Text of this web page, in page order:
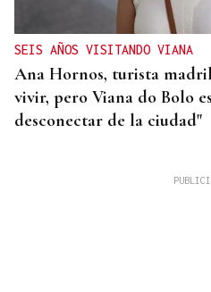
SEIS AÑOS VISITANDO VIANA
Ana Hornos, turista
vivir, pero Viana do Bolo
desconectar de la ciudad"